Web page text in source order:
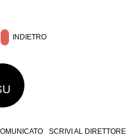
INDIETRO
SCRIVI AL DIRETTORE